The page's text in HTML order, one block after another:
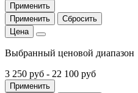
Применить
Применить
Сбросить
Цена
Выбранный ценовой диапазон
3 250 руб - 22 100 руб
Применить